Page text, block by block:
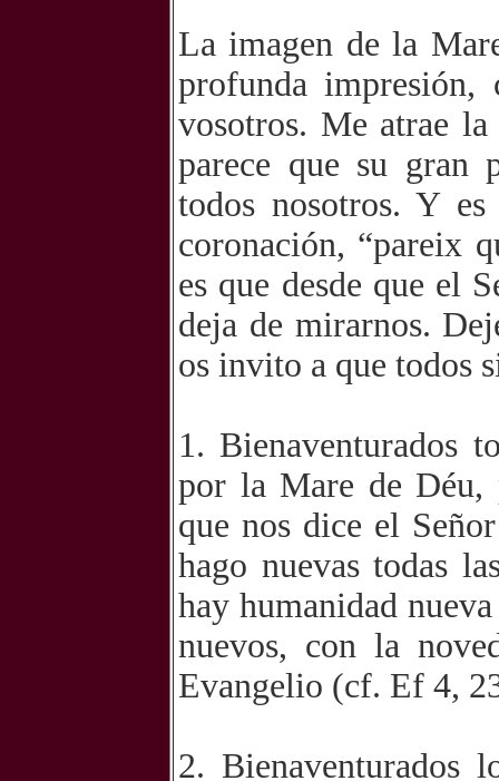
La imagen de la
profunda impresión,
vosotros. Me atrae
parece que su gran
todos nosotros. Y
coronación, “pareix
es que desde que el
deja de mirarnos.
os invito a que todos
1. Bienaventurados
por la Mare de Déu,
que nos dice el
hago nuevas todas
hay humanidad
nuevos, con la
Evangelio (cf. Ef 4,
2. Bienaventurados